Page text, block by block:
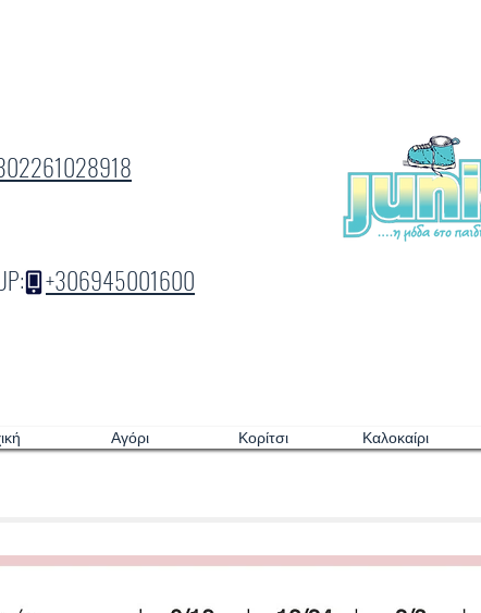
UP:+306945001600
Αγόρι Κορίτσι Καλοκαίρι